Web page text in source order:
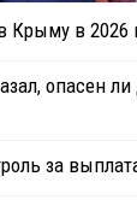
Крыму в 2026
опасен ли
за